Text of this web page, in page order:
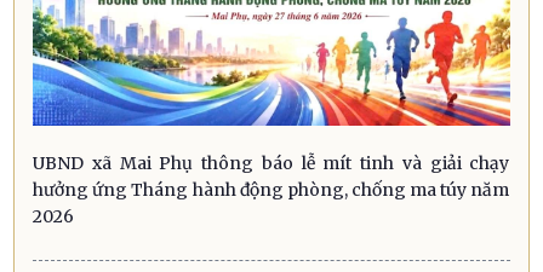
UBND xã Mai Phụ thông báo lễ mít tinh và giải chạy
hưởng ứng Tháng hành động phòng, chống ma túy năm
2026